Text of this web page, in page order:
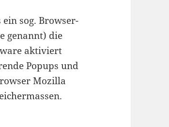
ein sog. Browser-
genannt) die
aktiviert
Popups und
Mozilla